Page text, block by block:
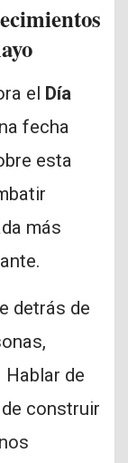
el Día
fecha
esta
más
detrás de
Hablar de
construir